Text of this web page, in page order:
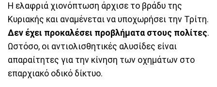
Η ελαφριά χιονόπτωση άρχισε το βράδυ της
Κυριακής και αναμένεται να υποχωρήσει την Τρίτη.
Δεν έχει προκαλέσει προβλήματα στους πολίτες.
Ωστόσο, οι αντιολισθητικές αλυσίδες είναι
απαραίτητες για την κίνηση των οχημάτων στο
επαρχιακό οδικό δίκτυο.